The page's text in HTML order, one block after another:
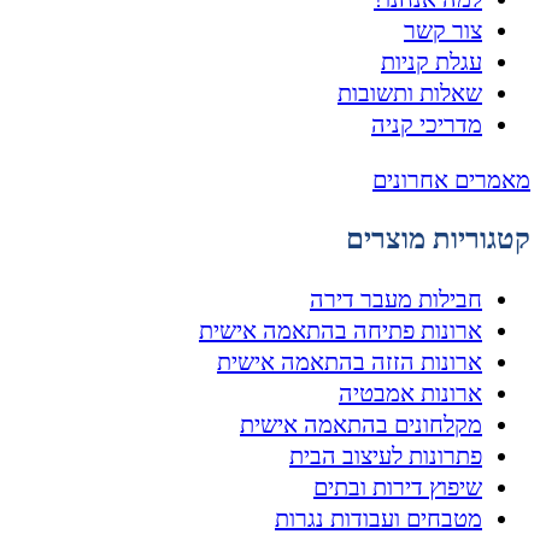
צור קשר
עגלת קניות
שאלות ותשובות
מדריכי קניה
מאמרים אחרונים
קטגוריות מוצרים
חבילות מעבר דירה
ארונות פתיחה בהתאמה אישית
ארונות הזזה בהתאמה אישית
ארונות אמבטיה
מקלחונים בהתאמה אישית
פתרונות לעיצוב הבית
שיפוץ דירות ובתים
מטבחים ועבודות נגרות